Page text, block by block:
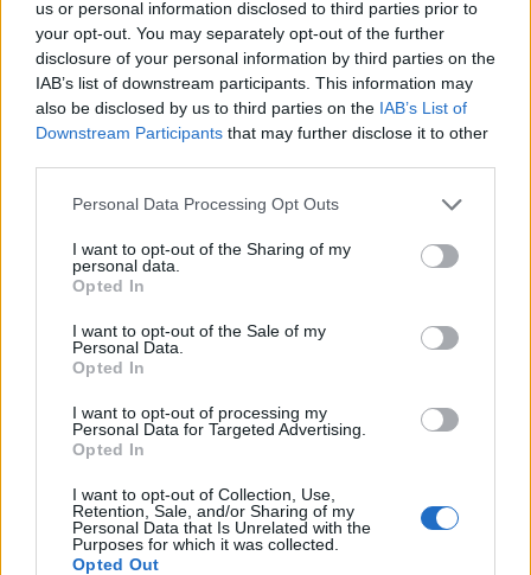
us or personal information disclosed to third parties prior to
your opt-out. You may separately opt-out of the further
disclosure of your personal information by third parties on the
IAB’s list of downstream participants. This information may
also be disclosed by us to third parties on the IAB’s List of
Downstream Participants that may further disclose it to other
Personal Data Processing Opt Outs
I want to opt-out of the Sharing of my
personal data.
Opted In
I want to opt-out of the Sale of my
Personal Data.
Opted In
I want to opt-out of processing my
Personal Data for Targeted Advertising.
Opted In
I want to opt-out of Collection, Use,
Retention, Sale, and/or Sharing of my
Personal Data that Is Unrelated with the
Purposes for which it was collected.
Opted Out
Július
Július 1., Szerda: AnnamáriaésTihamér
Július 2., Csütörtök:
Július 3., Péntek:KornélésSoma
Július 4., Szombat:Ulrik
Július 5., Vasárnap:EmeseésSarolta
Július 7., Kedd:Apollónia
Július 8., Szerda:
Július 9., Csütörtök:Lukrécia
Július 10., Péntek:
Július 12., Vasárnap:DalmaésIzabella
Július 13., Hétfő:
Július 14., Kedd:Orsés Stella
Július 15., Szerda: HenrikésRoland
Július 16., Csütörtök: